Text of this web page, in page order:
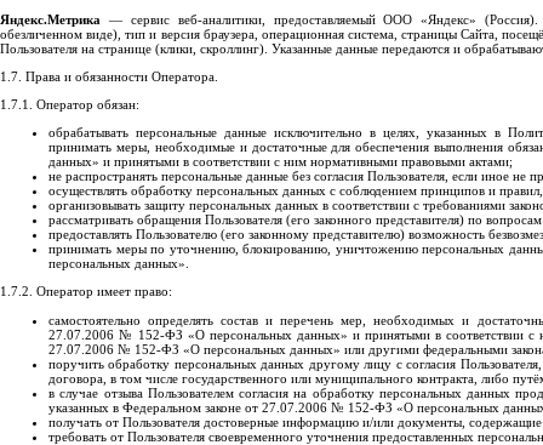
Яндекс.Метрика — сервис веб-аналитики, предоставляемый ООО «Яндекс»
обезличенном виде), тип и версия браузера, операционная система, страницы Сайта,
Пользователя на странице (клики, скроллинг). Указанные данные передаются и
1.7. Права и обязанности Оператора.
1.7.1. Оператор обязан:
обрабатывать персональные данные исключительно в целях, указанных в
принимать меры, необходимые и достаточные для обеспечения выполнения
данных» и принятыми в соответствии с ним нормативными правовыми актами;
не распространять персональные данные без согласия Пользователя, если иное
осуществлять обработку персональных данных с соблюдением принципов и
организовывать защиту персональных данных в соответствии с требованиями
рассматривать обращения Пользователя (его законного представителя) по
предоставлять Пользователю (его законному представителю) возможность
принимать меры по уточнению, блокированию, уничтожению персональных
персональных данных».
1.7.2. Оператор имеет право:
самостоятельно определять состав и перечень мер, необходимых и
27.07.2006 № 152-ФЗ «О персональных данных» и принятыми в соответствии с
27.07.2006 № 152-ФЗ «О персональных данных» или другими федеральными
поручить обработку персональных данных другому лицу с согласия
договора, в том числе государственного или муниципального контракта, либо
в случае отзыва Пользователем согласия на обработку персональных данных
указанных в Федеральном законе от 27.07.2006 № 152-ФЗ «О персональных
получать от Пользователя достоверные информацию и/или документы,
требовать от Пользователя своевременного уточнения предоставленных